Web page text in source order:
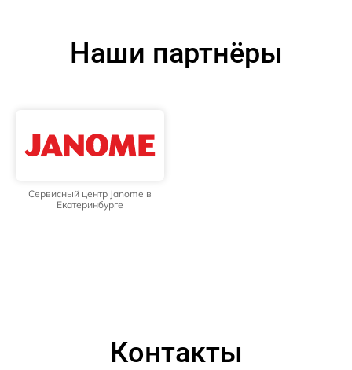
Наши партнёры
Сервисный центр Janome в
Екатеринбурге
Контакты